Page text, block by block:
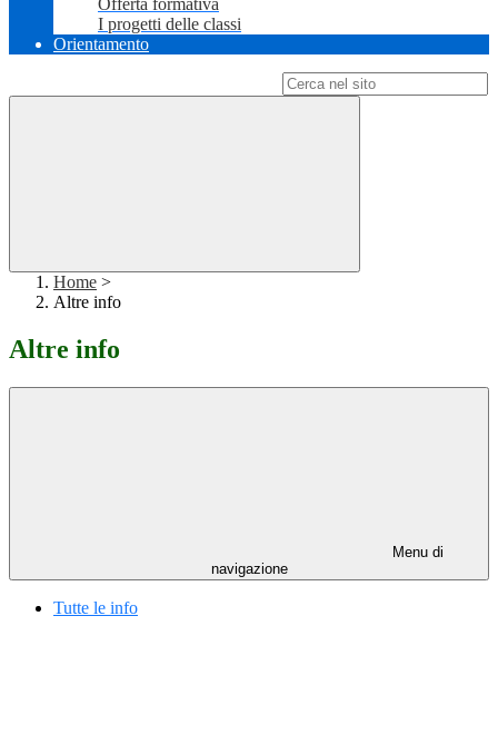
Offerta formativa
I progetti delle classi
Orientamento
Home >
Altre info
Altre info
Menu di
navigazione
Tutte le info